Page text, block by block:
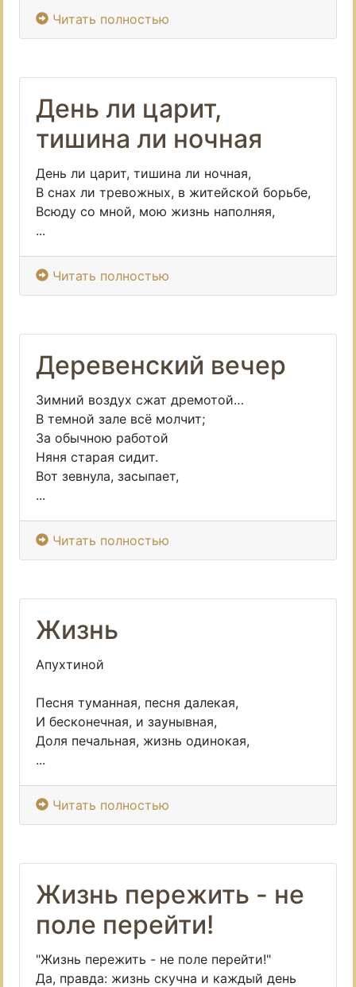
Читать полностью
День ли царит,
тишина ли ночная
День ли царит, тишина ли ночная,
В снах ли тревожных, в житейской борьбе,
Всюду со мной, мою жизнь наполняя,
...
Читать полностью
Деревенский вечер
Зимний воздух сжат дремотой…
В темной зале всё молчит;
За обычною работой
Няня старая сидит.
Вот зевнула, засыпает,
...
Читать полностью
Жизнь
Апухтиной
Песня туманная, песня далекая,
И бесконечная, и заунывная,
Доля печальная, жизнь одинокая,
...
Читать полностью
Жизнь пережить - не
поле перейти!
"Жизнь пережить - не поле перейти!"
Да, правда: жизнь скучна и каждый день